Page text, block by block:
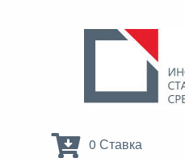
0 Ставка